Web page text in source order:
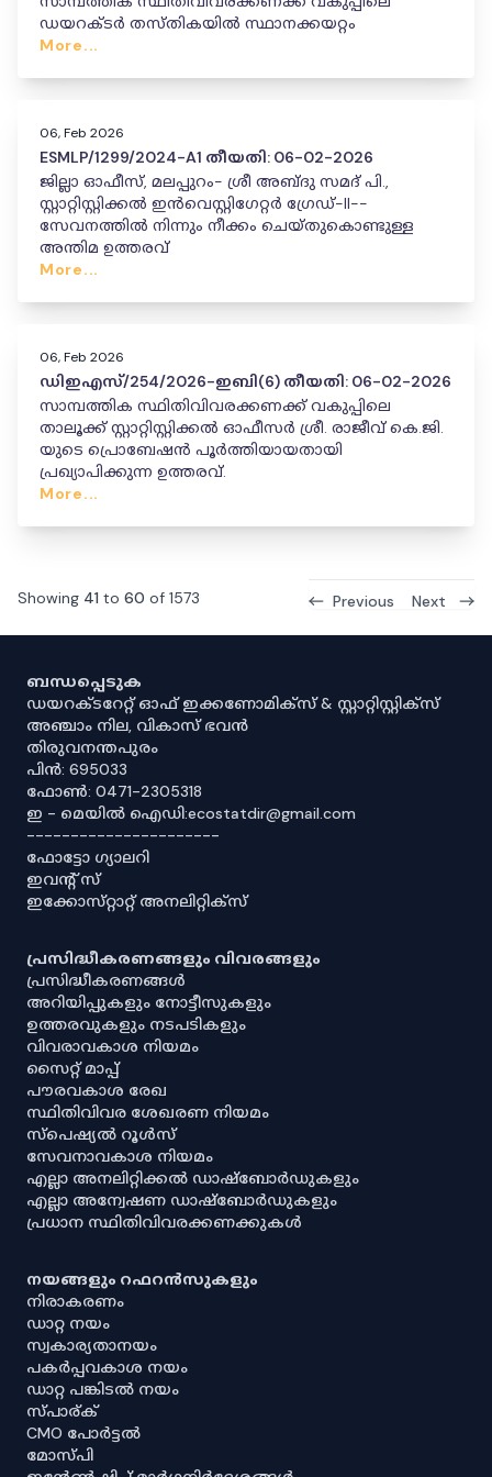
ഡയറക്ടർ തസ്തികയിൽ സ്ഥാനക്കയറ്റം
More...
06, Feb 2026
ESMLP/1299/2024-A1 തീയതി: 06-02-2026
ജില്ലാ ഓഫീസ്, മലപ്പുറം- ശ്രീ അബ്ദു സമദ് പി.,
സ്റ്റാറ്റിസ്റ്റിക്കൽ ഇൻവെസ്റ്റിഗേറ്റർ ഗ്രേഡ്-II--
സേവനത്തിൽ നിന്നും നീക്കം ചെയ്തുകൊണ്ടുള്ള
അന്തിമ ഉത്തരവ്
More...
06, Feb 2026
ഡിഇഎസ്/254/2026-ഇബി(6) തീയതി: 06-02-2026
സാമ്പത്തിക സ്ഥിതിവിവരക്കണക്ക് വകുപ്പിലെ
താലൂക്ക് സ്റ്റാറ്റിസ്റ്റിക്കൽ ഓഫീസർ ശ്രീ. രാജീവ് കെ.ജി.
യുടെ പ്രൊബേഷൻ പൂർത്തിയായതായി
പ്രഖ്യാപിക്കുന്ന ഉത്തരവ്.
More...
Showing 41 to 60 of 1573 Previous Next
ബന്ധപ്പെടുക
ഡയറക്ടറേറ്റ് ഓഫ് ഇക്കണോമിക്സ് & സ്റ്റാറ്റിസ്റ്റിക്സ്
അഞ്ചാം നില, വികാസ് ഭവൻ
തിരുവനന്തപുരം
പിൻ: 695033
ഫോൺ: 0471-2305318
ഇ - മെയിൽ ഐഡി:ecostatdir@gmail.com
----------------------
ഫോട്ടോ ഗ്യാലറി
ഇവൻ്റ് സ്
ഇക്കോസ്‌റ്റാറ്റ് അനലിറ്റിക്‌സ്
പ്രസിദ്ധീകരണങ്ങളും വിവരങ്ങളും
പ്രസിദ്ധീകരണങ്ങൾ
അറിയിപ്പുകളും നോട്ടീസുകളും
ഉത്തരവുകളും നടപടികളും
വിവരാവകാശ നിയമം
സൈറ്റ് മാപ്പ്
പൗരവകാശ രേഖ
സ്ഥിതിവിവര ശേഖരണ നിയമം
സ്‌പെഷ്യൽ റൂൾസ്
സേവനാവകാശ നിയമം
എല്ലാ അനലിറ്റിക്കൽ ഡാഷ്‌ബോർഡുകളും
എല്ലാ അന്വേഷണ ഡാഷ്‌ബോർഡുകളും
പ്രധാന സ്ഥിതിവിവരക്കണക്കുകൾ
നയങ്ങളും റഫറൻസുകളും
നിരാകരണം
ഡാറ്റ നയം
സ്വകാര്യതാനയം
പകർപ്പവകാശ നയം
ഡാറ്റ പങ്കിടൽ നയം
സ്പാര്ക്
CMO പോർട്ടൽ
മോസ്പി